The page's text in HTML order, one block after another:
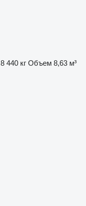
8 440 кг Объем 8,63 м³